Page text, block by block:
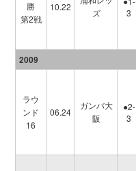
勝
第2戦
10.22
ズ
3
2009
ラウ
ンド
16
06.24
ガンバ大
阪
●2-
3